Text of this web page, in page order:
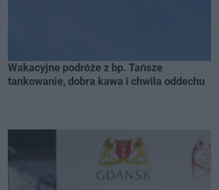
Wakacyjne podróże z bp. Tańsze
tankowanie, dobra kawa i chwila oddechu